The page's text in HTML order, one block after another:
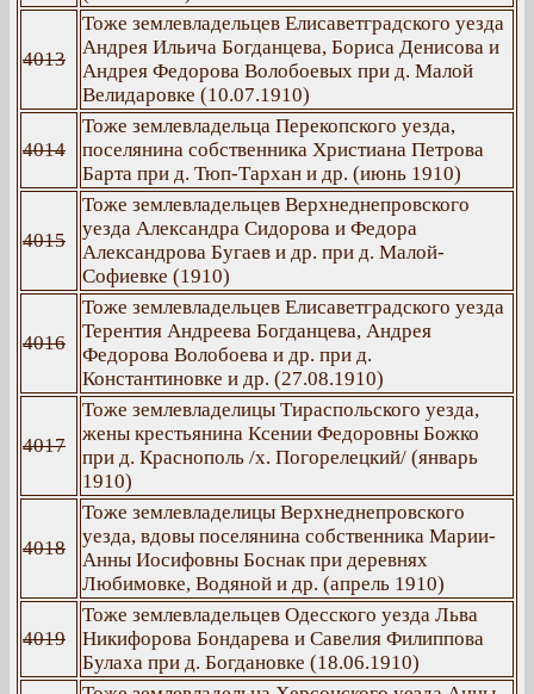
4013
Тоже землевладельцев Елисаветградского уезда
Андрея Ильича Богданцева, Бориса Денисова и
Андрея Федорова Волобоевых при д. Малой
Велидаровке (10.07.1910)
4014
Тоже землевладельца Перекопского уезда,
поселянина собственника Христиана Петрова
Барта при д. Тюп-Тархан и др. (июнь 1910)
4015
Тоже землевладельцев Верхнеднепровского
уезда Александра Сидорова и Федора
Александрова Бугаев и др. при д. Малой-
Софиевке (1910)
4016
Тоже землевладельцев Елисаветградского уезда
Терентия Андреева Богданцева, Андрея
Федорова Волобоева и др. при д.
Константиновке и др. (27.08.1910)
4017
Тоже землевладелицы Тираспольского уезда,
жены крестьянина Ксении Федоровны Божко
при д. Краснополь /х. Погорелецкий/ (январь
1910)
4018
Тоже землевладелицы Верхнеднепровского
уезда, вдовы поселянина собственника Марии-
Анны Иосифовны Боснак при деревнях
Любимовке, Водяной и др. (апрель 1910)
4019
Тоже землевладельцев Одесского уезда Льва
Никифорова Бондарева и Савелия Филиппова
Булаха при д. Богдановке (18.06.1910)